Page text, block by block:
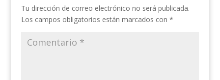
Tu dirección de correo electrónico no será publicada.
Los campos obligatorios están marcados con *